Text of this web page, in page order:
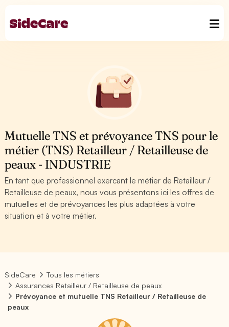
Mutuelle TNS et prévoyance TNS pour le
métier (TNS) Retailleur / Retailleuse de
peaux - INDUSTRIE
En tant que professionnel exercant le métier de Retailleur /
Retailleuse de peaux, nous vous présentons ici les offres de
mutuelles et de prévoyances les plus adaptées à votre
situation et à votre métier.
SideCare
Tous les métiers
Assurances Retailleur / Retailleuse de peaux
Prévoyance et mutuelle TNS Retailleur / Retailleuse de
peaux